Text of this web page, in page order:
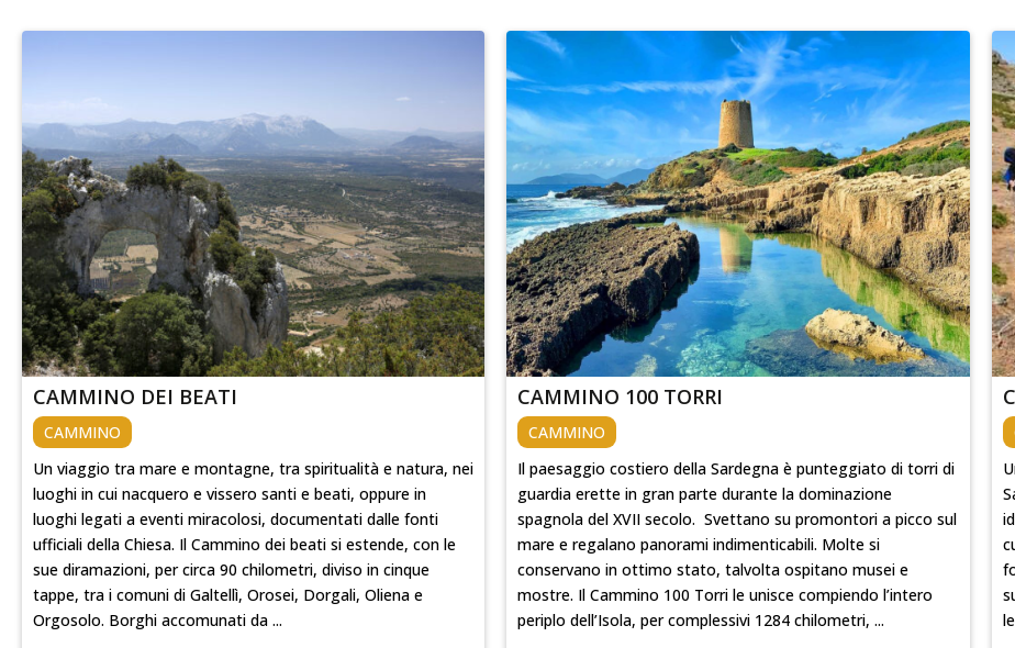
CAMMINO DEI BEATI
CAMMINO
Un viaggio tra mare e montagne, tra spiritualità e natura, nei
luoghi in cui nacquero e vissero santi e beati, oppure in
luoghi legati a eventi miracolosi, documentati dalle fonti
ufficiali della Chiesa. Il Cammino dei beati si estende, con le
sue diramazioni, per circa 90 chilometri, diviso in cinque
tappe, tra i comuni di Galtellì, Orosei, Dorgali, Oliena e
Orgosolo. Borghi accomunati da ...
CAMMINO 100 TORRI
CAMMINO
Il paesaggio costiero della Sardegna è punteggiato di torri di
guardia erette in gran parte durante la dominazione
spagnola del XVII secolo. Svettano su promontori a picco sul
mare e regalano panorami indimenticabili. Molte si
conservano in ottimo stato, talvolta ospitano musei e
mostre. Il Cammino 100 Torri le unisce compiendo l’intero
periplo dell’Isola, per complessivi 1284 chilometri, ...